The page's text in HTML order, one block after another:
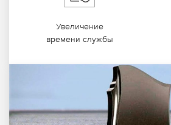
Увеличение